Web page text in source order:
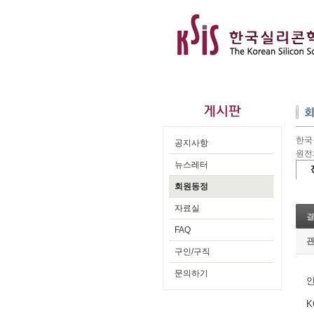
공지사항
뉴스레터
회원동정
자료실
FAQ
구인/구직
문의하기
한
원